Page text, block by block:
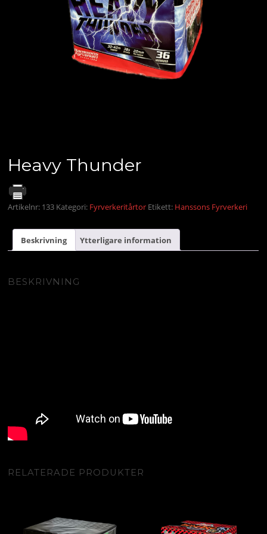
Heavy Thunder
Artikelnr: 133 Kategori: Fyrverkeritårtor Etikett: Hanssons Fyrverkeri
Beskrivning Ytterligare information
BESKRIVNING
RELATERADE PRODUKTER